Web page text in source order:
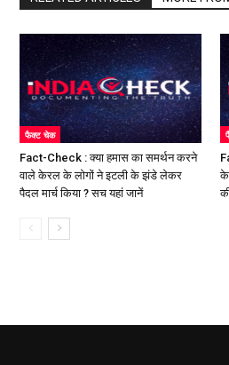
फैक्ट चेक
Fact-Check : क्या हमास का समर्थन करने
वाले केरल के लोगों ने इटली के झंडे लेकर
पैदल मार्च किया ? सच यहां जानें
के